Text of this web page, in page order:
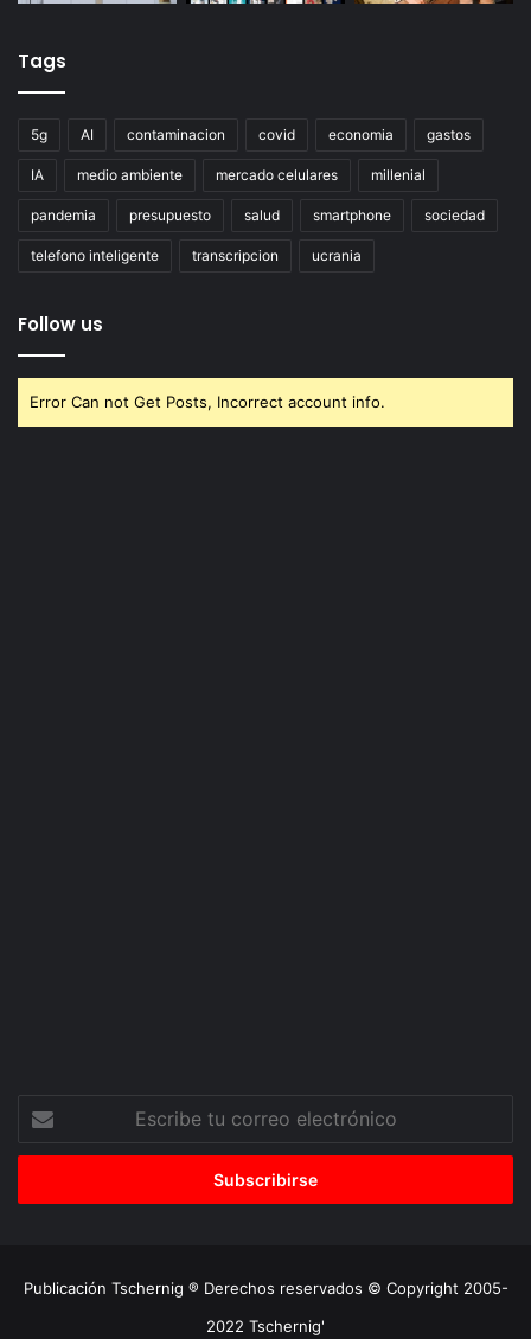
Tags
5g AI contaminacion covid economia gastos
IA medio ambiente mercado celulares millenial
pandemia presupuesto salud smartphone sociedad
telefono inteligente transcripcion ucrania
Follow us
Error Can not Get Posts, Incorrect account info.
correo
Publicación Tschernig ® Derechos reservados © Copyright 2005-
2022 Tschernig'